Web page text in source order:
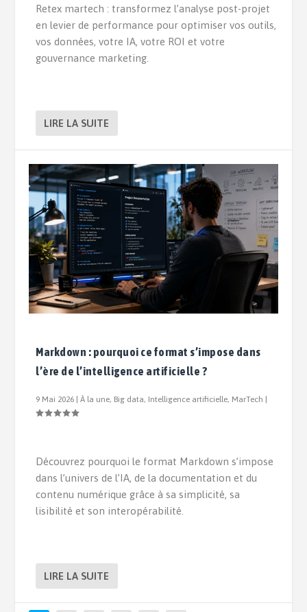
Retex martech : transformez l’analyse post-projet
en levier de performance pour optimiser vos outils,
vos données, votre IA, votre ROI et votre
gouvernance marketing.
LIRE LA SUITE
Markdown : pourquoi ce format s’impose dans
l’ère de l’intelligence artificielle ?
9 Mai 2026 |À la une, Big data, Intelligence artificielle, MarTech
Découvrez pourquoi le format Markdown s’impose
dans l’univers de l’IA, de la documentation et du
contenu numérique grâce à sa simplicité, sa
lisibilité et son interopérabilité.
LIRE LA SUITE